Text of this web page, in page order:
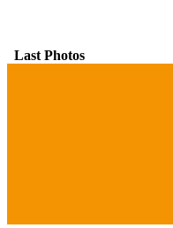
Last Photos